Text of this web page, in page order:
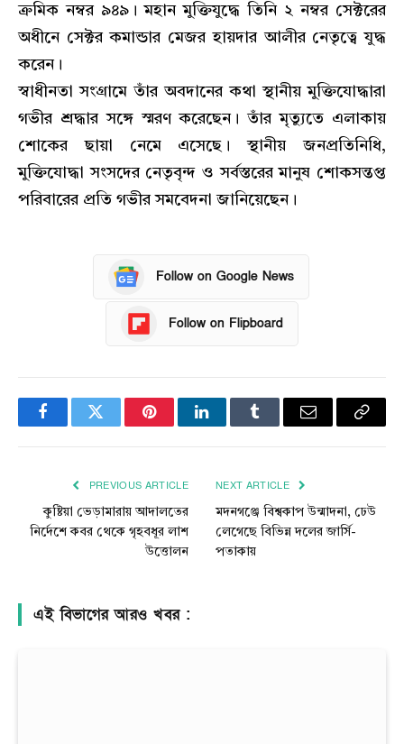
ক্রমিক নম্বর ৯৪৯। মহান মুক্তিযুদ্ধে তিনি ২ নম্বর সেক্টরের
অধীনে সেক্টর কমান্ডার মেজর হায়দার আলীর নেতৃত্বে যুদ্ধ
করেন।
স্বাধীনতা সংগ্রামে তাঁর অবদানের কথা স্থানীয় মুক্তিযোদ্ধারা
গভীর শ্রদ্ধার সঙ্গে স্মরণ করেছেন। তাঁর মৃত্যুতে এলাকায়
শোকের ছায়া নেমে এসেছে। স্থানীয় জনপ্রতিনিধি,
মুক্তিযোদ্ধা সংসদের নেতৃবৃন্দ ও সর্বস্তরের মানুষ শোকসন্তপ্ত
পরিবারের প্রতি গভীর সমবেদনা জানিয়েছেন।
Follow on Google News
Follow on Flipboard
FacebookTwitter PinterestLinkedInTumblr Email
Copy
PREVIOUS ARTICLE
কুষ্টিয়া ভেড়ামারায় আদালতের
নির্দেশে কবর থেকে গৃহবধূর লাশ
উত্তোলন
NEXT ARTICLE
মদনগঞ্জে বিশ্বকাপ উন্মাদনা, ঢেউ
লেগেছে বিভিন্ন দলের জার্সি-
পতাকায়
এই বিভাগের আরও খবর :